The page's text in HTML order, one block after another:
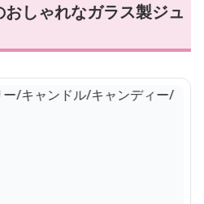
しゃれなガラス製ジュ